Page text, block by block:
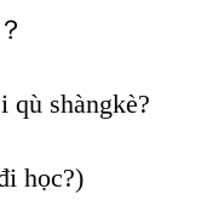
qù shàngkè?
học?)